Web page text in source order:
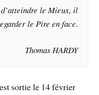
le Mieux, il
le Pire en face.
Thomas HARDY
sortie le 14 février